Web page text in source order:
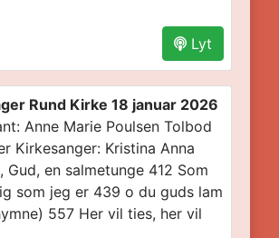
Lyt
Rund Kirke 18 januar 2026
Anne Marie Poulsen Tolbod
Kirkesanger: Kristina Anna
en salmetunge 412 Som
som jeg er 439 o du guds lam
557 Her vil ties, her vil